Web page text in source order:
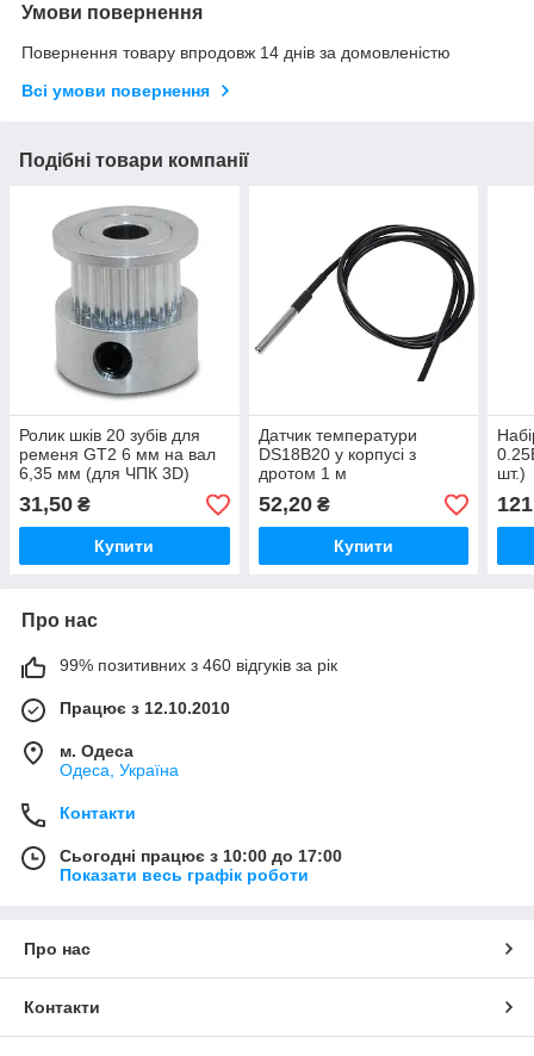
Умови повернення
Повернення товару впродовж 14 днів за домовленістю
Всі умови повернення
Подібні товари компанії
Ролик шків 20 зубів для
ременя GT2 6 мм на вал
6,35 мм (для ЧПК 3D)
31,50 ₴
Купити
Датчик температури
DS18B20 у корпусі з
дротом 1 м
52,20₴
Купити
шт.)
Про нас
99% позитивних з 460 відгуків за рік
Працює з 12.10.2010
м. Одеса
Одеса, Україна
Контакти
Сьогодні працює з 10:00 до 17:00
Показати весь графік роботи
Про нас
Контакти